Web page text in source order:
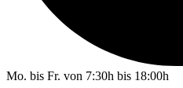
Mo. bis Fr. von 7:30h bis 18:00h